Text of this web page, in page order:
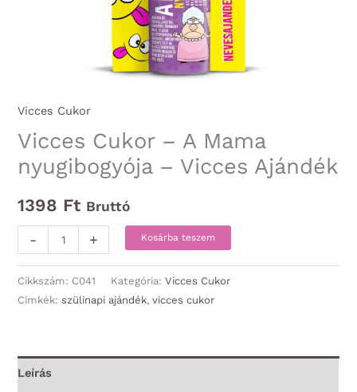
Vicces Cukor
Vicces Cukor – A Mama
nyugibogyója – Vicces Ajándék
1398 Ft Bruttó
-
Cukor
-
A
+ Kosárba teszem
Cikkszám: C041 Kategória:Vicces Cukor
Címkék:szülinapi ajándék,vicces cukor
Leírás